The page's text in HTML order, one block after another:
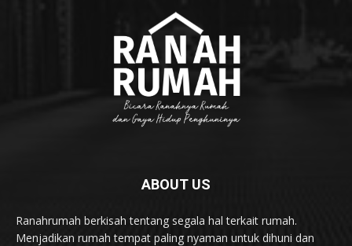
ABOUT US
Ranahrumah berkisah tentang segala hal terkait rumah.
Menjadikan rumah tempat paling nyaman untuk dihuni dan